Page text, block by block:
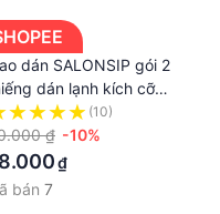
có cảm giác mát
rất đơn giản:
ngoài,rồi dán lên
#Lạnh
dán SALONSIP gói 2
dán lạnh kích cỡ
(10)
₫ -10%
₫
bán 7